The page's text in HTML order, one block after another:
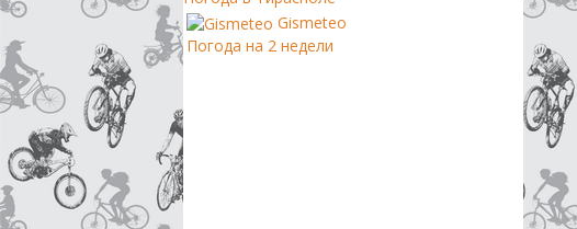
Gismeteo
Погода на 2 недели